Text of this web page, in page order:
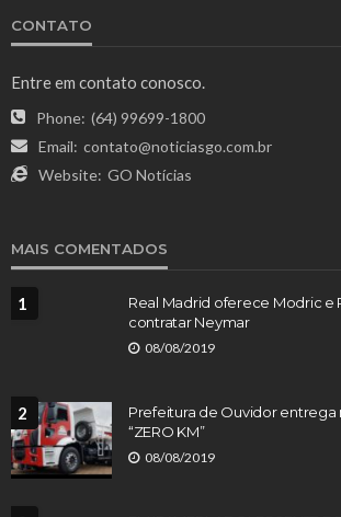
CONTATO
Entre em contato conosco.
Phone: (64) 99699-1800
Email: contato@noticiasgo.com.br
Website: GO Notícias
MAIS COMENTADOS
1
Real Madrid oferece Modric e
contratar Neymar
08/08/2019
2
Prefeitura de Ouvidor entrega
“ZERO KM”
08/08/2019